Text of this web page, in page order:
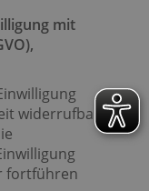
mit
widerrufbar.
fortführen